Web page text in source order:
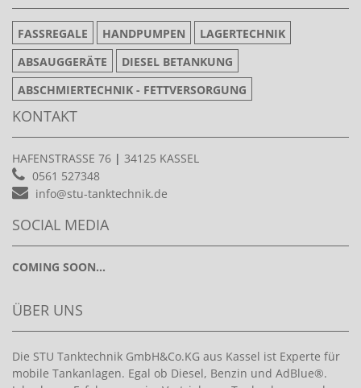
FASSREGALE HANDPUMPEN
LAGERTECHNIK
ABSAUGGERÄTE
DIESEL BETANKUNG
ABSCHMIERTECHNIK - FETTVERSORGUNG
KONTAKT
HAFENSTRASSE 76 | 34125 KASSEL
0561 527348
info@stu-tanktechnik.de
SOCIAL MEDIA
COMING SOON...
ÜBER UNS
Die STU Tanktechnik GmbH&Co.KG aus Kassel ist Experte für
mobile Tankanlagen. Egal ob Diesel, Benzin und AdBlue®.